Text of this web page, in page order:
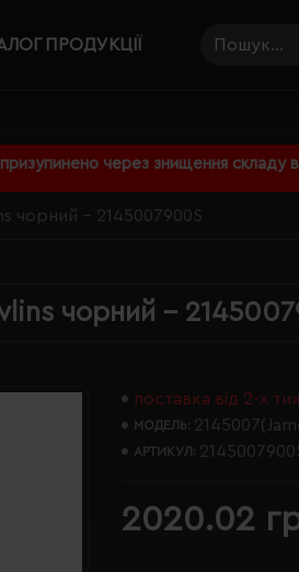
через знищення складу
ПРОДУКЦІЇ
чорний - 2145007900S
чорний -
поставка від 2-х
МОДЕЛЬ:
АРТИКУЛ:
2020.02